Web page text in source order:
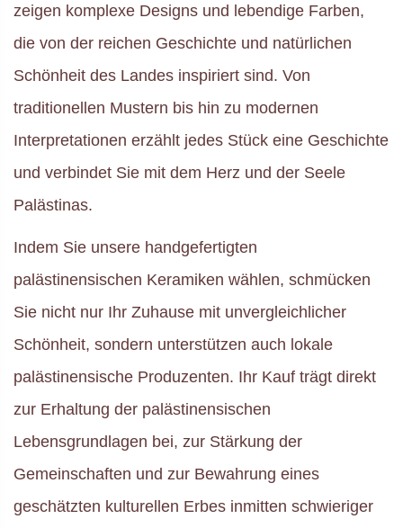
zeigen komplexe Designs und lebendige Farben,
die von der reichen Geschichte und natürlichen
Schönheit des Landes inspiriert sind. Von
traditionellen Mustern bis hin zu modernen
Interpretationen erzählt jedes Stück eine Geschichte
und verbindet Sie mit dem Herz und der Seele
Palästinas.
Indem Sie unsere handgefertigten
palästinensischen Keramiken wählen, schmücken
Sie nicht nur Ihr Zuhause mit unvergleichlicher
Schönheit, sondern unterstützen auch lokale
palästinensische Produzenten. Ihr Kauf trägt direkt
zur Erhaltung der palästinensischen
Lebensgrundlagen bei, zur Stärkung der
Gemeinschaften und zur Bewahrung eines
geschätzten kulturellen Erbes inmitten schwieriger